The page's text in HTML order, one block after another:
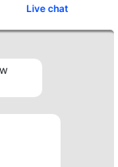
Live chat